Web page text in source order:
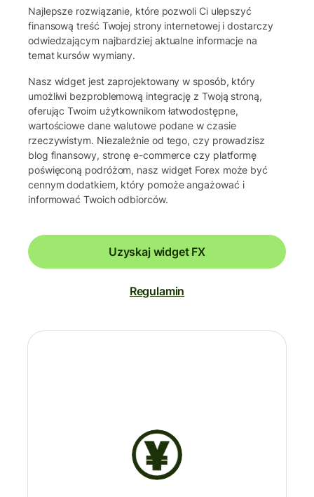
Najlepsze rozwiązanie, które pozwoli Ci ulepszyć
finansową treść Twojej strony internetowej i dostarczy
odwiedzającym najbardziej aktualne informacje na
temat kursów wymiany.
Nasz widget jest zaprojektowany w sposób, który
umożliwi bezproblemową integrację z Twoją stroną,
oferując Twoim użytkownikom łatwodostępne,
wartościowe dane walutowe podane w czasie
rzeczywistym. Niezależnie od tego, czy prowadzisz
blog finansowy, stronę e-commerce czy platformę
poświęconą podróżom, nasz widget Forex może być
cennym dodatkiem, który pomoże angażować i
informować Twoich odbiorców.
Uzyskaj widget FX
Regulamin